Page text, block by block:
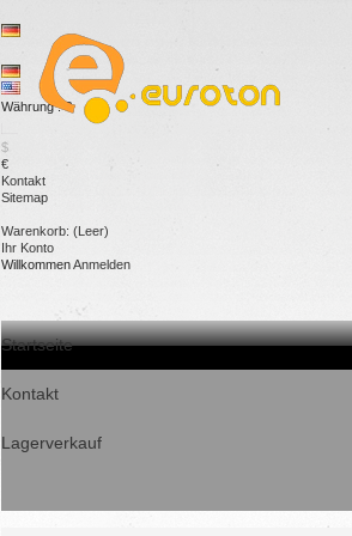
Währung : €
$
€
Kontakt
Sitemap
Warenkorb: (Leer)
Ihr Konto
WillkommenAnmelden
Startseite
Kontakt
Lagerverkauf